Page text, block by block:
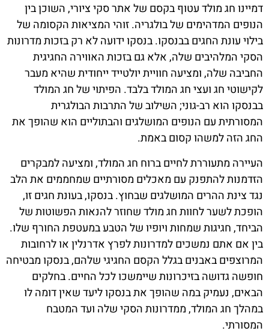
דמיינו חג מולד עטוף בקסם של אתר סקי ציורי, השוכן בין
הנופים המדהימים של בולגריה. זוהי המציאות הקסומה של
בילוי עונת החגים בבנסקו. בנסקו ידועה לא רק בזכות מדרונות
הסקי המלהיבים שלה, אלא גם בזכות האווירה החגיגית
החביבה שלה, ומציעה חוויית יולטייד ייחודית שהיא מעבר
לקישוטי חג ועצי חג המולד בלבד. הפיתוי של חג המולד
בבנסקו הוא רב-גוני; השילוב של התרבות הבולגרית
המסורתית עם הנופים המושלגים והבתוליים הוא שהופך את
החג הזה למשהו קסום באמת.
העיירה מתעוררת לחיים ברוח חג המולד, ומציעה למבקרים
הזדמנות להתפנק עם מאכלים מסורתיים שמחממים את הלב
נגד צינת ההרים המושלגים שבחוץ. בנסקו, בעונת חגים זו,
הופכת לשער לחוות חג מולד שחוזר להנאות הפשוטות של
הביחד, חגיגות שמחות ויופיו של הטבע במעטפת החורף שלו.
בין אם אתם נמשכים למדרונות לפרץ אדרנלין או לרחובות
המרוצפים באבנים בגלל הקסם החגיגי שלהם, בנסקו מבטיחה
חופשה גדושה בזיכרונות שיימשכו לכל החיים. בחלקים
הבאים, נעמיק במה שהופך את בנסקו ליעד שאין דומה לו
במהלך חג המולד, ממדרונות הסקי שלה ועד המטבח
המסורתי.